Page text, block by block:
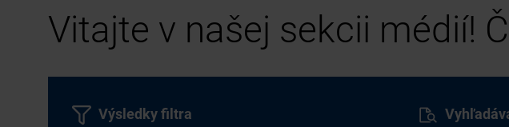
Vitajte v našej sekcii médií!
Výsledky filtra